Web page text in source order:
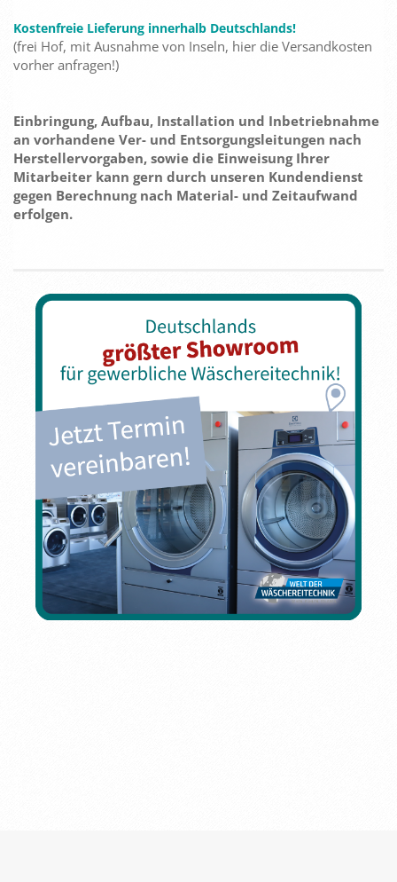
Kostenfreie Lieferung innerhalb Deutschlands!
(frei Hof, mit Ausnahme von Inseln, hier die Versandkosten
vorher anfragen!)
Einbringung, Aufbau, Installation und Inbetriebnahme
an vorhandene Ver- und Entsorgungsleitungen nach
Herstellervorgaben, sowie die Einweisung Ihrer
Mitarbeiter kann gern durch unseren Kundendienst
gegen Berechnung nach Material- und Zeitaufwand
erfolgen.